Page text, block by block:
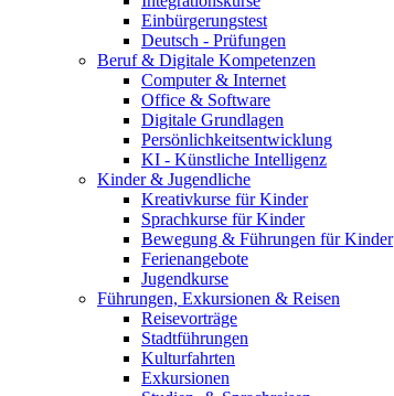
Einbürgerungstest
Deutsch - Prüfungen
Beruf & Digitale Kompetenzen
Computer & Internet
Office & Software
Digitale Grundlagen
Persönlichkeitsentwicklung
KI - Künstliche Intelligenz
Kinder & Jugendliche
Kreativkurse für Kinder
Sprachkurse für Kinder
Bewegung & Führungen für Kinder
Ferienangebote
Jugendkurse
Führungen, Exkursionen & Reisen
Reisevorträge
Stadtführungen
Kulturfahrten
Exkursionen